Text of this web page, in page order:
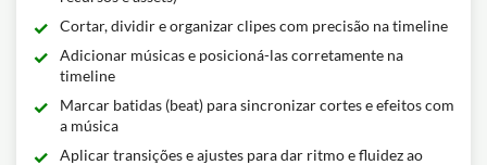
Cortar, dividir e organizar clipes com precisão na timeline
Adicionar músicas e posicioná-las corretamente na
timeline
Marcar batidas (beat) para sincronizar cortes e efeitos com
a música
Aplicar transições e ajustes para dar ritmo e fluidez ao